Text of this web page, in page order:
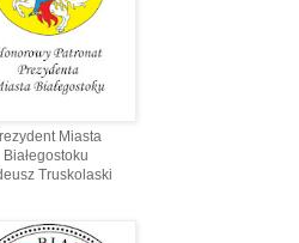
Miasta
Białegostoku
Truskolaski